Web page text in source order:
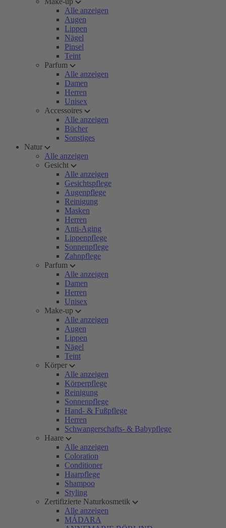
Alle anzeigen
Augen
Lippen
Nägel
Pinsel
Teint
Parfum
Alle anzeigen
Damen
Herren
Unisex
Accessoires
Alle anzeigen
Bücher
Sonstiges
Natur
Alle anzeigen
Gesicht
Alle anzeigen
Gesichtspflege
Augenpflege
Reinigung
Masken
Herren
Anti-Aging
Lippenpflege
Sonnenpflege
Zahnpflege
Parfum
Alle anzeigen
Damen
Herren
Unisex
Make-up
Alle anzeigen
Augen
Lippen
Nägel
Teint
Körper
Alle anzeigen
Körperpflege
Reinigung
Sonnenpflege
Hand- & Fußpflege
Herren
Schwangerschafts- & Babypflege
Haare
Alle anzeigen
Coloration
Conditioner
Haarpflege
Shampoo
Styling
Zertifizierte Naturkosmetik
Alle anzeigen
MÁDARA